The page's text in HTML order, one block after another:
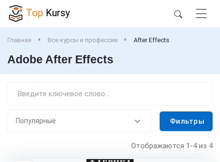
Top Kursy
Главная Все курсы и профессии After Effects
Adobe After Effects
Фильтры
Отображаются 1-4из 4